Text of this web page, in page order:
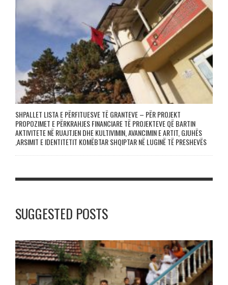
SHPALLET LISTA E PËRFITUESVE TË GRANTEVE – PËR PROJEKT
PROPOZIMET E PËRKRAHJES FINANCIARE TË PROJEKTEVE QË BARTIN
AKTIVITETE NË RUAJTJEN DHE KULTIVIMIN, AVANCIMIN E ARTIT, GJUHËS
,ARSIMIT E IDENTITETIT KOMËBTAR SHQIPTAR NË LUGINË TË PRESHEVËS
SUGGESTED POSTS